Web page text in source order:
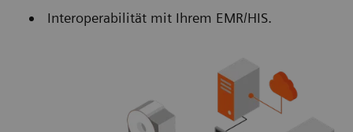
Interoperabilität mit Ihrem EMR/HIS.